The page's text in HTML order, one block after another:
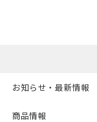
お知らせ・最新情報
商品情報